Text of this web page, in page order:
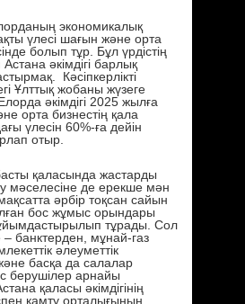
экономикалық
үлесі шағын және орта
болып тұр. Бұл үрдістің
әкімдігі барлық
Кәсіпкерлікті
Ұлттық жобаны жүзеге
әкімдігі 2025 жылға
орта бизнестің қала
үлесін 60%-ға дейін
отыр.
қаласында жастарды
мәселесіне де ерекше мән
әрбір тоқсан сайын
бос жұмыс орындары
тұрады. Сол
банктерден, мұнай-газ
әлеуметтік
басқа да салалар
берушілер арнайы
қаласы әкімдігінің
қамту орталығының